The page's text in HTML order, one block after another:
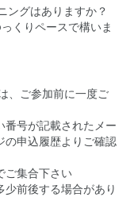
ングはありますか？
くりペースで構いま
、ご参加前に一度ご
番号が記載されたメー
の申込履歴よりご確認
ご集合下さい
少前後する場合があり